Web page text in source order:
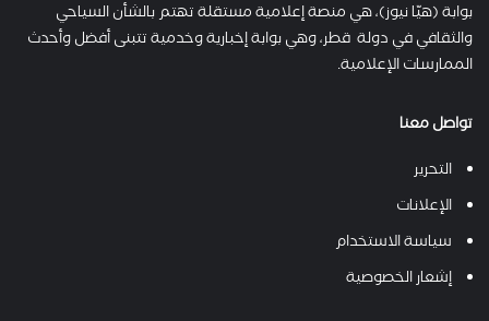
بوابة (هيّا نيوز)، هي منصة إعلامية مستقلة تهتم بالشأن السياحي
والثقافي في دولة قطر، وهي بوابة إخبارية وخدمية تتبنى أفضل وأحدث
الممارسات الإعلامية.
تواصل معنا
التحرير
الإعلانات
سياسة الاستخدام
إشعار الخصوصية